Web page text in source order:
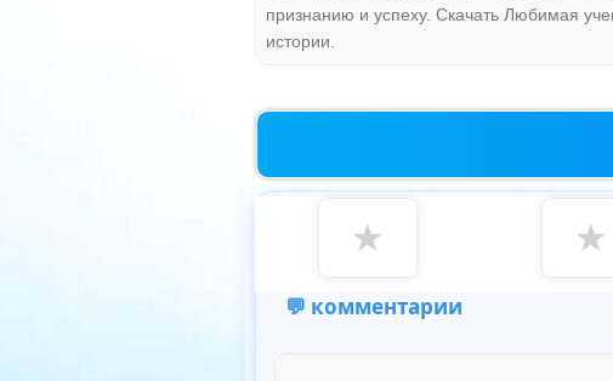
признанию и успеху. Скачать Любимая
истории.
★ ★
💬 комментарии